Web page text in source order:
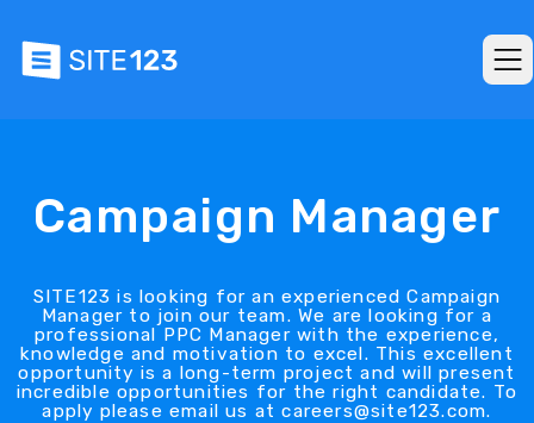
Campaign Manager
SITE123 is looking for an experienced Campaign
Manager to join our team. We are looking for a
professional PPC Manager with the experience,
knowledge and motivation to excel. This excellent
opportunity is a long-term project and will present
incredible opportunities for the right candidate. To
apply please email us at careers@site123.com.